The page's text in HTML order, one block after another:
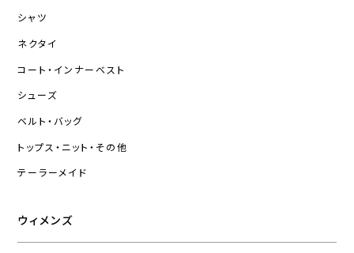
シャツ
ネクタイ
コート・インナーベスト
シューズ
ベルト・バッグ
トップス・ニット・その他
テーラーメイド
ウィメンズ